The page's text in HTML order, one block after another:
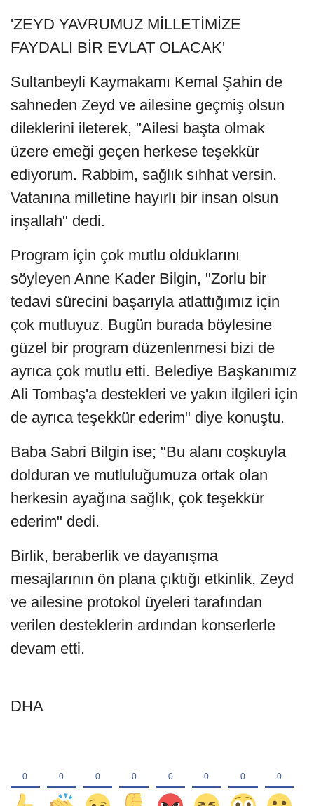
'ZEYD YAVRUMUZ MİLLETİMİZE
FAYDALI BİR EVLAT OLACAK'
Sultanbeyli Kaymakamı Kemal Şahin de
sahneden Zeyd ve ailesine geçmiş olsun
dileklerini ileterek, "Ailesi başta olmak
üzere emeği geçen herkese teşekkür
ediyorum. Rabbim, sağlık sıhhat versin.
Vatanına milletine hayırlı bir insan olsun
inşallah" dedi.
Program için çok mutlu olduklarını
söyleyen Anne Kader Bilgin, "Zorlu bir
tedavi sürecini başarıyla atlattığımız için
çok mutluyuz. Bugün burada böylesine
güzel bir program düzenlenmesi bizi de
ayrıca çok mutlu etti. Belediye Başkanımız
Ali Tombaş'a destekleri ve yakın ilgileri için
de ayrıca teşekkür ederim" diye konuştu.
Baba Sabri Bilgin ise; "Bu alanı coşkuyla
dolduran ve mutluluğumuza ortak olan
herkesin ayağına sağlık, çok teşekkür
ederim" dedi.
Birlik, beraberlik ve dayanışma
mesajlarının ön plana çıktığı etkinlik, Zeyd
ve ailesine protokol üyeleri tarafından
verilen desteklerin ardından konserlerle
devam etti.
DHA